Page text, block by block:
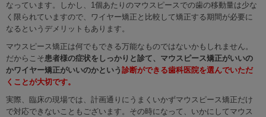
なっています。しかし、1個あたりのマウスピースでの歯の移動量は少な
く限られていますので、ワイヤー矯正と比較して矯正する期間が必要に
なるというデメリットもあります。
マウスピース矯正は何でもできる万能なものではないかもしれません。
だからこそ患者様の症状をしっかりと診て、マウスピース矯正がいいの
かワイヤー矯正がいいのかという 診断ができる歯科医院を選んでいただ
くことが大切です。
実際、臨床の現場では、計画通りにうまくいかずマウスピース矯正だけ
で対応できないこともございます。その時になって、いかにしてマウス